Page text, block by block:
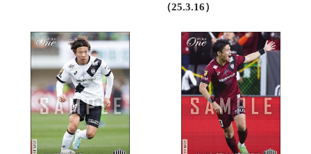
（25.3.16）